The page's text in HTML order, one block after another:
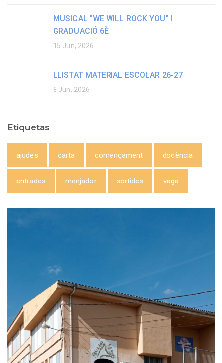
MUSICAL "WE WILL ROCK YOU" I
GRADUACIÓ 6È
15 Jun, 2026
LLISTAT MATERIAL ESCOLAR 26-27
8 Jun, 2026
Etiquetas
ajudes carta començament docència
entrades menjador sortides vaga